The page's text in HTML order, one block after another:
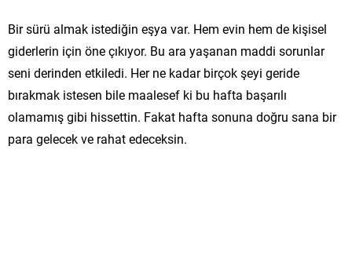
Bir sürü almak istediğin eşya var. Hem evin hem de kişisel
giderlerin için öne çıkıyor. Bu ara yaşanan maddi sorunlar
seni derinden etkiledi. Her ne kadar birçok şeyi geride
bırakmak istesen bile maalesef ki bu hafta başarılı
olamamış gibi hissettin. Fakat hafta sonuna doğru sana bir
para gelecek ve rahat edeceksin.